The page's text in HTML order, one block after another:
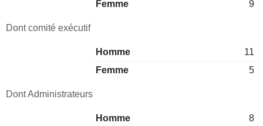
Femme
9
Dont comité exécutif
Homme
11
Femme
5
Dont Administrateurs
Homme
8